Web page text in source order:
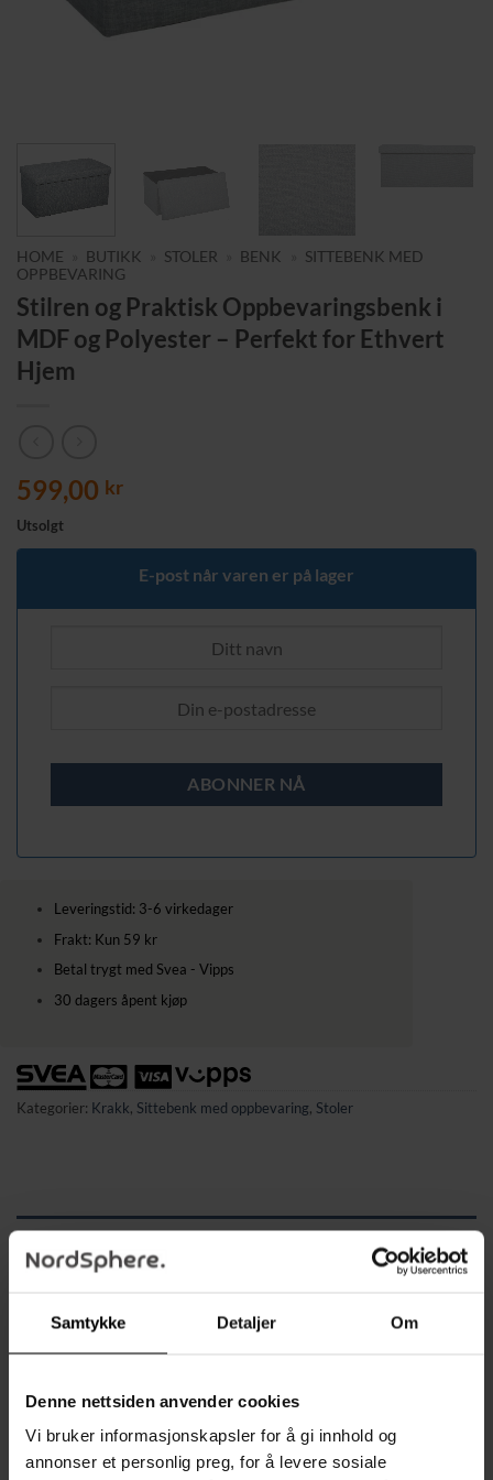
Samtykke Detaljer Om
Denne nettsiden anvender cookies
Vi bruker informasjonskapsler for å gi innhold og
annonser et personlig preg, for å levere sosiale
HOME BUTIKK STOLER BENK
SITTEBENK MED
OPPBEVARING
Stilren og Praktisk Oppbevaringsbenk i
MDF og Polyester – Perfekt for Ethvert
Hjem
599,00 kr
Utsolgt
E-post når varen er på lager
Leveringstid: 3-6 virkedager
Frakt: Kun 59 kr
Betal trygt med Svea - Vipps
30 dagers åpent kjøp
Kategorier: Krakk, Sittebenk med oppbevaring, Stoler
Denne moderne oppbevaringsbenken kombinerer stil og
oppbevaringsplass samtidig som den fungerer som en
behagelig sitteplass.